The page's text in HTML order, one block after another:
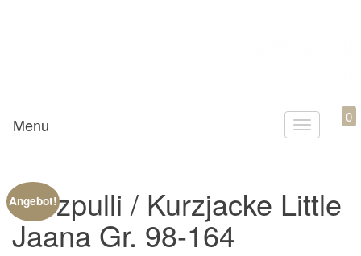
Mamili1910
T
g
Menu 0
Angebot!
Kurzpulli / Kurzjacke Little
Jaana Gr. 98-164